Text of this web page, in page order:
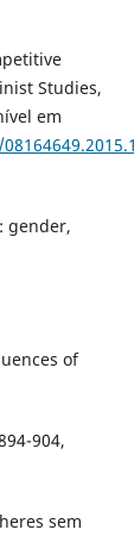
Studies,
em
gender,
of
904,
sem